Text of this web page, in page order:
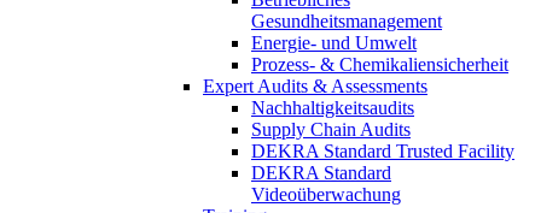
Gesundheitsmanagement
Energie- und Umwelt
Prozess- & Chemikaliensicherheit
Expert Audits & Assessments
Nachhaltigkeitsaudits
Supply Chain Audits
DEKRA Standard Trusted Facility
DEKRA Standard
Videoüberwachung